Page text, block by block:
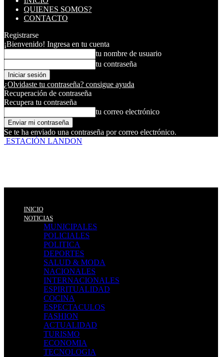
QUIENES SOMOS?
CONTACTO
Registrarse
¡Bienvenido! Ingresa en tu cuenta
tu nombre de usuario
tu contraseña
¿Olvidaste tu contraseña? consigue ayuda
Recuperación de contraseña
Recupera tu contraseña
tu correo electrónico
Se te ha enviado una contraseña por correo electrónico.
ESTACIÓN LANDON
INICIO
NOTICIAS
MUNICIPALES
POLICIALES
POLITICA
DEPORTES
SALUD & MODA
NACIONALES
INTERNACIONALES
ESPIRITUALIDAD
COCINA
ESPECTACULOS
FASHION
ACTUALIDAD
TURISMO
ECONOMIA
TECNOLOGIA